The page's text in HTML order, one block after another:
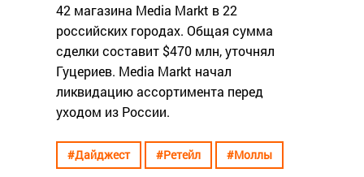
42 магазина Media Markt в 22
российских городах. Общая сумма
сделки составит $470 млн, уточнял
Гуцериев. Media Markt начал
ликвидацию ассортимента перед
уходом из России.
#Дайджест #Ретейл #Моллы